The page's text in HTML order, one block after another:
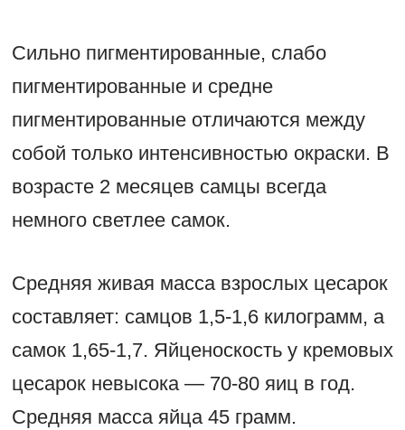
Сильно пигментированные, слабо
пигментированные и средне
пигментированные отличаются между
собой только интенсивностью окраски. В
возрасте 2 месяцев самцы всегда
немного светлее самок.
Средняя живая масса взрослых цесарок
составляет: самцов 1,5-1,6 килограмм, а
самок 1,65-1,7. Яйценоскость у кремовых
цесарок невысока — 70-80 яиц в год.
Средняя масса яйца 45 грамм.